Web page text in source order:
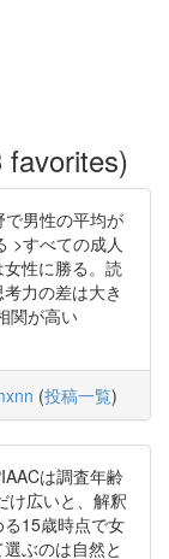
男性の平均が
>すべての成人
性に勝る。読
力の差は大き
関が高い
(投稿一覧)
は調査年齢
け広いと、解釈
15歳時点で女
ぶのは自然と